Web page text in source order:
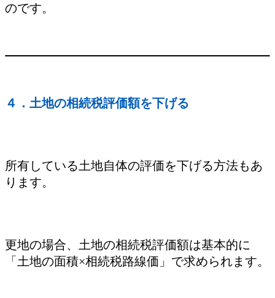
のです。
４．土地の相続税評価額を下げる
所有している土地自体の評価を下げる方法もあ
ります。
更地の場合、土地の相続税評価額は基本的に
「土地の面積×相続税路線価」で求められます。